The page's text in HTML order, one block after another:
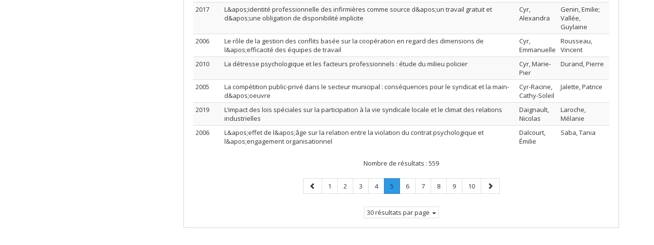
2017
L&apos;identité professionnelle des infirmières comme source d&apos;un travail gratuit et
d&apos;une obligation de disponibilité implicite
Cyr,
Alexandra
Genin, Emilie;
Vallée,
Guylaine
2006
Le rôle de la gestion des conflits basée sur la coopération en regard des dimensions de
l&apos;efficacité des équipes de travail
Cyr,
Emmanuelle
Rousseau,
Vincent
2010
La détresse psychologique et les facteurs professionnels : étude du milieu policier
Cyr, Marie-
Pier
Durand, Pierre
2005
La compétition public-privé dans le secteur municipal : conséquences pour le syndicat et la main-
d&apos;oeuvre
Cyr-Racine,
Cathy-Soleil
Jalette, Patrice
2019
L’impact des lois spéciales sur la participation à la vie syndicale locale et le climat des relations
industrielles
Daignault,
Nicolas
Laroche,
Mélanie
2006
L&apos;effet de l&apos;âge sur la relation entre la violation du contrat psychologique et
l&apos;engagement organisationnel
Dalcourt,
Émilie
Saba, Tania
Nombre de résultats : 559
Page
précédente
Page
1 Page
2 Page
3 Page
4 Page
5.
Page
Page
6 Page
7 Page
8 Page
9 Page
10
Page
suivante
30 résultats par page